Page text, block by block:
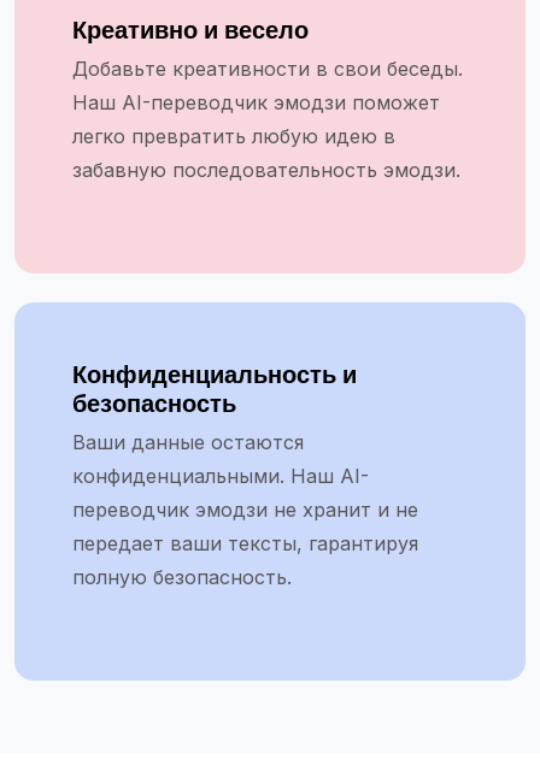
Креативно и весело
Добавьте креативности в свои беседы.
Наш AI-переводчик эмодзи поможет
легко превратить любую идею в
забавную последовательность эмодзи.
Конфиденциальность и
безопасность
Ваши данные остаются
конфиденциальными. Наш AI-
переводчик эмодзи не хранит и не
передает ваши тексты, гарантируя
полную безопасность.